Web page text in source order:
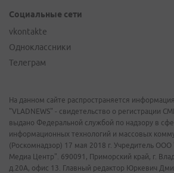
Социальные сети
vkontakte
Одноклассники
Телеграм
На данном сайте распространяется
"VLADNEWS" - свидетельство о регистрации
выдано Федеральной службой по надзору в
информационных технологий и массовых
(Роскомнадзор) 17 мая 2018 г. Учредитель ООО
Медиа Центр". 690091, Приморский край, г.
д.20А, офис 13. Главный редактор Юркевич